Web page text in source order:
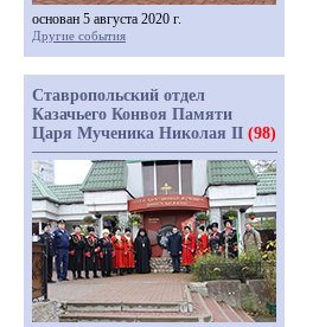
основан 5 августа 2020 г.
Другие события
Ставропольский отдел
Казачьего Конвоя Памяти
Царя Мученика Николая II (98)